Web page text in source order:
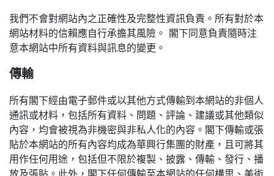
我們不會對網站內之正確性及完整性資訊負責。所有對於本
網站材料的信賴應自行承擔其風險。 閣下同意負責隨時注
意本網站中所有資料與訊息的變更。
傳輸
所有閣下經由電子郵件或以其他方式傳輸到本網站的非個人
通訊或材料，包括所有資料、問題、評論、建議或其他類似
內容，均會被視為非機密與非私人化的內容。閣下傳輸或張
貼於本網站的所有內容均成為華興行集團的財產，且可將其
用作任何用途，包括但不限於複製、披露、傳輸、發行、播
放及張貼。此外，閣下任何傳輸至本網站的任何構思、美術